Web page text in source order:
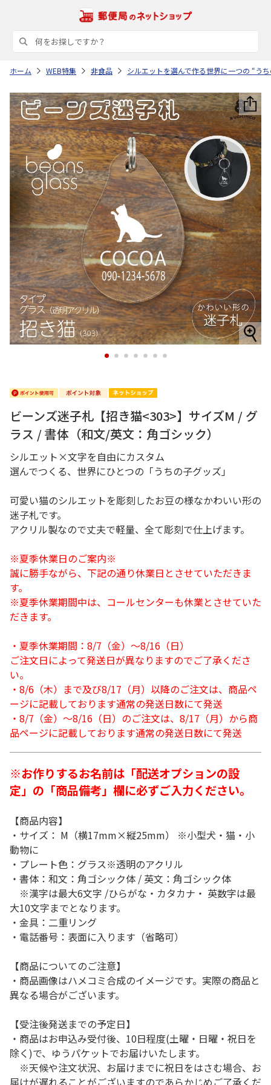
ホーム WEB特集 非食品 シルエットを選んで作る世界に一つの “う
1 2 3 4 5 6 7
ビーンズ迷子札【招き猫<303>】サイズM / グ
ラス / 書体（和文/英文：角ゴシック）
シルエット×文字を自由にカスタム
選んでつくる、世界にひとつの「うちの子グッズ」
可愛い猫のシルエットを彫刻したお豆の様なかわいい形の
迷子札です。
アクリル製なので丈夫で軽量、全て彫刻で仕上げます。
※夏季休業日のご案内※
誠に勝手ながら、下記の通り休業日とさせていただきま
す。
※夏季休業期間中は、コールセンターも休業とさせていた
だきます。
・夏季休業期間：8/7（金）～8/16（日）
ご注文日によって発送日が異なりますのでご了承くださ
い。
・8/6（木）まで及び8/17（月）以降のご注文は、商品ペ
ージに記載しております通常の発送日数にて発送
・8/7（金）～8/16（日）のご注文は、8/17（月）から商
品ページに記載しております通常の発送日数にて発送
※お作りするお名前は「配送オプションの設
定」の「商品備考」欄に必ずご入力ください。
【商品内容】
・サイズ： M（横17mm×縦25mm） ※小型犬・猫・小
動物に
・プレート色：グラス※透明のアクリル
・書体：和文：角ゴシック体 / 英文：角ゴシック体
※漢字は最大6文字 /ひらがな・カタカナ・ 英数字は最
大10文字までとなります。
・金具：二重リング
・電話番号：表面に入ります（省略可）
【商品についてのご注意】
・商品画像はハメコミ合成のイメージです。実際の商品と
異なる場合がございます。
【受注後発送までの予定日】
・商品はお申込み受付後、10日程度(土曜・日曜・祝日を
除く)で、ゆうパケットでお届けいたします。
※天候や注文状況、お届けまでに祝日をはさむ場合、お
届けが遅れることがございますのであらかじめご了承くだ